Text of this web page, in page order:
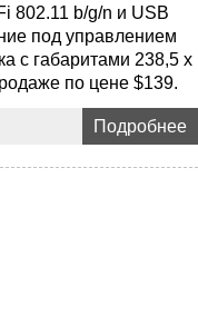
802.11 b/g/n и USB
под управлением
с габаритами 238,5 х
по цене $139.
Подробнее